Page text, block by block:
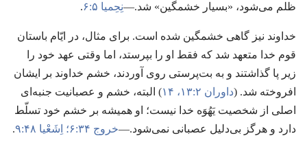
ظلم می‌شود،‏ «بسیار خشمگین» شد.‏—‏نِحِمیا ۵:‏۶ .‏
خداوند نیز گاهی خشمگین شده است.‏ برای مثال،‏ در ایّام باستان
قوم خدا متعهد شد که فقط او را بپرستد،‏ اما وقتی عهد خود را
زیر پا گذاشتند و به بت‌پرستی روی آوردند،‏ خشم خداوند بر ایشان
افروخته شد.‏ (‏داوران ۲:‏۱۳،‏ ۱۴
)‏ البته،‏ خشم و عصبانیت جنبه‌ای
اصلی از شخصیت یَهُوَه خدا نیست؛‏ او همیشه بر خشم خود تسلّط
دارد و هرگز بی‌دلیل عصبانی نمی‌شود.‏—‏خروج ۳۴:‏۶؛‏ اِشَعْیا ۴۸:‏۹ .‏